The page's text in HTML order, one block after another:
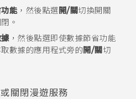
能 ，然後點選 開/關切換開關
。
，然後點選即使數據節省功能
數據的應用程式旁的 開/關 切
關閉漫遊服務